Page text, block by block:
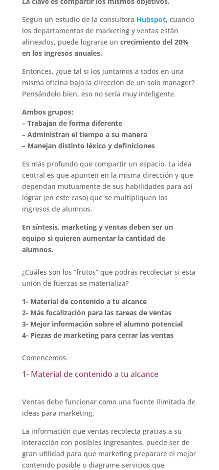
Según un estudio de la consultora Hubspot, cuando
los departamentos de marketing y ventas están
alineados, puede lograrse un crecimiento del 20%
en los ingresos anuales.
Entonces, ¿qué tal si los juntamos a todos en una
misma oficina bajo la dirección de un solo manager?
Pensándolo bien, eso no sería muy inteligente.
Ambos grupos:
– Trabajan de forma diferente
– Administran el tiempo a su manera
– Manejan distinto léxico y definiciones
Es más profundo que compartir un espacio. La idea
central es que apunten en la misma dirección y que
dependan mutuamente de sus habilidades para así
lograr (en este caso) que se multipliquen los
ingresos de alumnos.
En síntesis, marketing y ventas deben ser un
equipo si quieren aumentar la cantidad de
alumnos.
¿Cuáles son los “frutos” que podrás recolectar si esta
unión de fuerzas se materializa?
1- Material de contenido a tu alcance
2- Más focalización para las tareas de ventas
3- Mejor información sobre el alumno potencial
4- Piezas de marketing para cerrar las ventas
Comencemos.
1- Material de contenido a tu alcance
Ventas debe funcionar como una fuente ilimitada de
ideas para marketing.
La información que ventas recolecta gracias a su
interacción con posibles ingresantes, puede ser de
gran utilidad para que marketing preparare el mejor
contenido posible o diagrame servicios que